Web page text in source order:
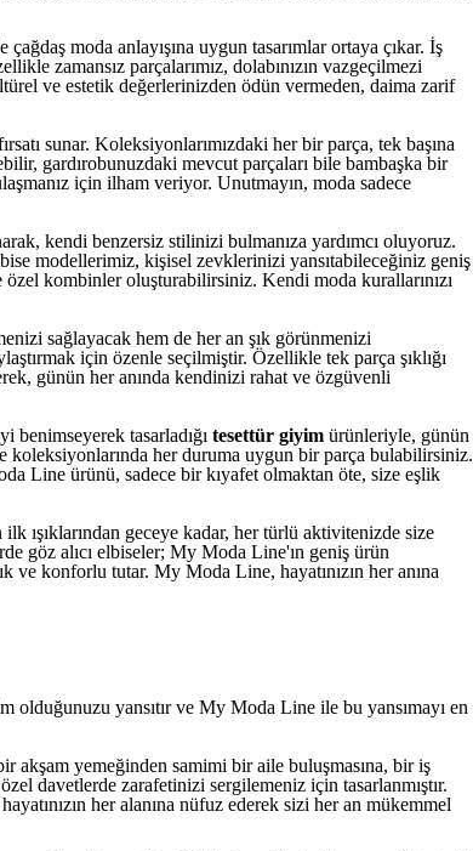
moda anlayışına uygun tasarımlar ortaya çıkar. İş
zamansız parçalarımız, dolabınızın vazgeçilmezi
ve estetik değerlerinizden ödün vermeden, daima zarif
sunar. Koleksiyonlarımızdaki her bir parça, tek başına
gardırobunuzdaki mevcut parçaları bile bambaşka bir
için ilham veriyor. Unutmayın, moda sadece
kendi benzersiz stilinizi bulmanıza yardımcı oluyoruz.
modellerimiz, kişisel zevklerinizi yansıtabileceğiniz geniş
kombinler oluşturabilirsiniz. Kendi moda kurallarınızı
sağlayacak hem de her an şık görünmenizi
için özenle seçilmiştir. Özellikle tek parça şıklığı
günün her anında kendinizi rahat ve özgüvenli
tasarladığı tesettür giyim ürünleriyle, günün
koleksiyonlarında her duruma uygun bir parça bulabilirsiniz.
Line ürünü, sadece bir kıyafet olmaktan öte, size eşlik
ışıklarından geceye kadar, her türlü aktivitenizde size
göz alıcı elbiseler; My Moda Line'ın geniş ürün
ve konforlu tutar. My Moda Line, hayatınızın her anına
olduğunuzu yansıtır ve My Moda Line ile bu yansımayı en
akşam yemeğinden samimi bir aile buluşmasına, bir iş
davetlerde zarafetinizi sergilemeniz için tasarlanmıştır.
her alanına nüfuz ederek sizi her an mükemmel